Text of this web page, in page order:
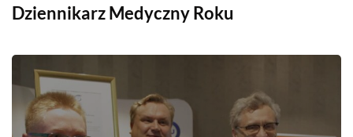
Dziennikarz Medyczny Roku